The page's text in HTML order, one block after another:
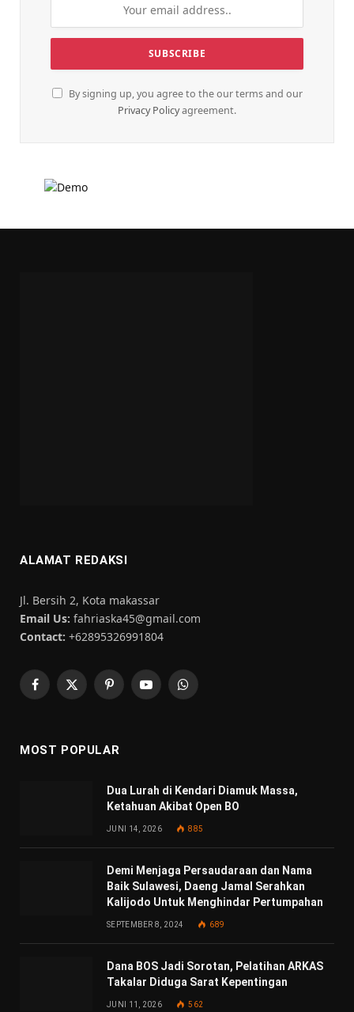
By signing up, you agree to the our terms and our
Privacy Policyagreement.
ALAMAT REDAKSI
Jl. Bersih 2, Kota makassar
Email Us: fahriaska45@gmail.com
Contact: +62895326991804
Facebook
X
PinterestYouTubeWhatsApp
MOST POPULAR
Dua Lurah di Kendari Diamuk Massa,
Ketahuan Akibat Open BO
JUNI 14, 2026 885
Demi Menjaga Persaudaraan dan Nama
Baik Sulawesi, Daeng Jamal Serahkan
Kalijodo Untuk Menghindar Pertumpahan
SEPTEMBER 8, 2024 689
Dana BOS Jadi Sorotan, Pelatihan ARKAS
Takalar Diduga Sarat Kepentingan
JUNI 11, 2026 562